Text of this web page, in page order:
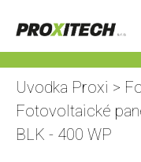
Uvodka Proxi >
Fotovoltaické
BLK - 400 WP